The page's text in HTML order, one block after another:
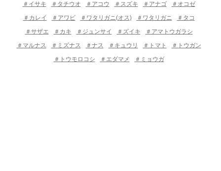
＃イサキ
＃タチウオ ＃アコウ ＃スズキ ＃アナゴ
＃オコゼ
＃カレイ
＃アワビ ＃ワタリガニ(オス) ＃ワタリガニ
＃タコ
＃サザエ
＃カキ ＃ジュンサイ ＃ズイキ
＃アマトウガラシ
＃マルナス
＃ミズナス ＃ナス ＃キュウリ ＃トマト
＃トウガン
＃トウモロコシ
＃エダマメ ＃ミョウガ